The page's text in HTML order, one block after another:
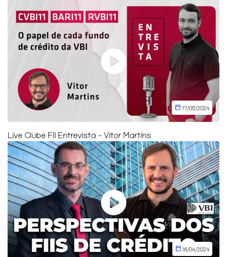
17/05/2024
Live Clube FII Entrevista - Vitor Martins
16/04/2024